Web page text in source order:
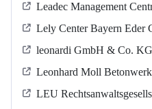
Leadec Management
Lely Center Bayern Eder
leonardi GmbH & Co. KG
Leonhard Moll
LEU